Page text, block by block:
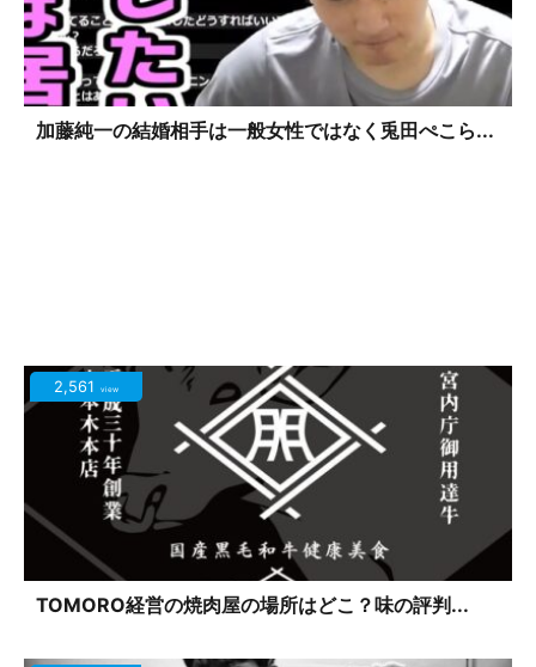
加藤純一の結婚相手は一般女性ではなく兎田ぺこら...
2,561 view
TOMORO経営の焼肉屋の場所はどこ？味の評判...